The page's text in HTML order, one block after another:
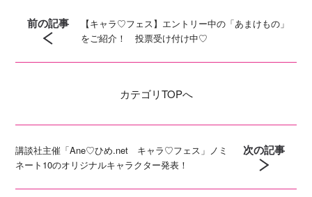
前の記事
【キャラ♡フェス】エントリー中の「あまけもの」
をご紹介！ 投票受け付け中♡
カテゴリTOPへ
講談社主催「Ane♡ひめ.net キャラ♡フェス」ノミ
ネート10のオリジナルキャラクター発表！
次の記事